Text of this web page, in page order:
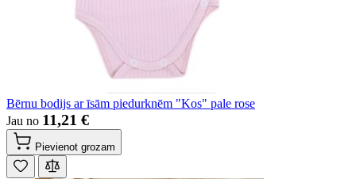
Bērnu bodijs ar īsām piedurknēm "Kos" pale rose
Jau no 11,21 €
Pievienot grozam